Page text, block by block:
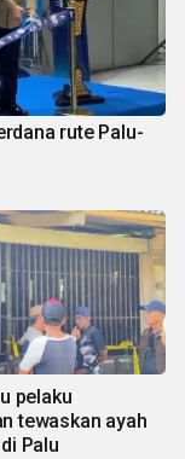
rute Palu-
pelaku
tewaskan ayah
Palu